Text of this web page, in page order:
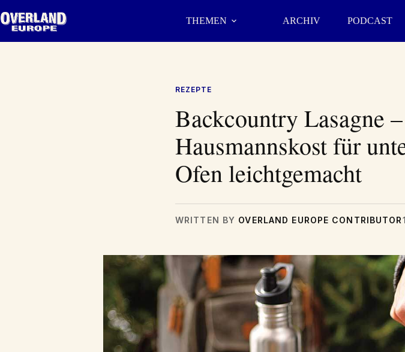
Inhalt
springen
THEMEN ARCHIV PODCAST
REZEPTE
Backcountry Lasagne
Hausmannskost für
Ofen leichtgemacht
WRITTEN BY OVERLAND EUROPE CONTRIBUTOR